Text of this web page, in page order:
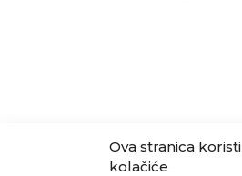
Ova stranica koristi
kolačiće